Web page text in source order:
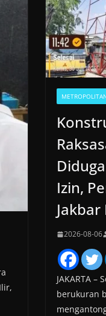
Izin,
2026-08-06
JAKARTA
berukuran